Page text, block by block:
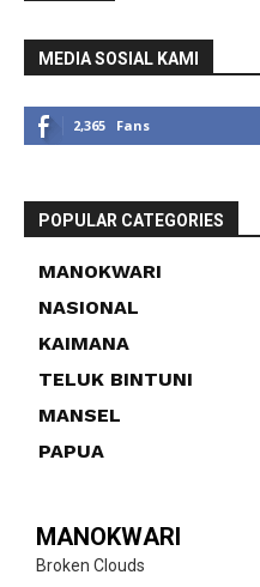
MEDIA SOSIAL KAMI
2,365 Fans
POPULAR CATEGORIES
MANOKWARI
NASIONAL
KAIMANA
TELUK BINTUNI
MANSEL
PAPUA
MANOKWARI
Broken Clouds